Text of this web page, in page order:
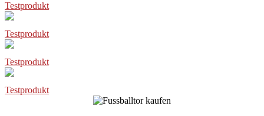
Testprodukt
Testprodukt
Testprodukt
Testprodukt